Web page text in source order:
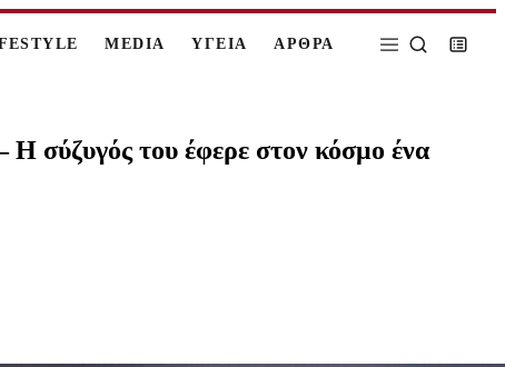
MEDIA ΥΓΕΙΑ ΑΡΘΡΑ
σύζυγός του έφερε στον κόσμο ένα